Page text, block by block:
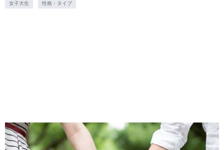
女子大生 性格・タイプ